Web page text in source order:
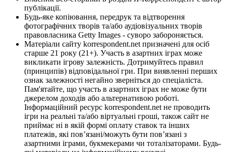
публікації.
Будь-яке копіювання, передрук та відтворення
фотографічних творів та/або аудіовізуальних творів
правовласника Getty Images - суворо забороняється.
Матеріали сайту korrespondent.net призначені для осіб
старше 21 року (21+). Участь в азартних іграх може
викликати ігрову залежність. Дотримуйтесь правил
(принципів) відповідальної гри. При виявленні перших
ознак залежності негайно зверніться до спеціаліста.
Пам'ятайте, що участь в азартних іграх не може бути
джерелом доходів або альтернативою роботі.
Інформаційний ресурс korrespondent.net не проводить
ігри на реальні та/або віртуальні гроші, також сайт не
приймає ні в якій формі оплату ставок та інших
платежів, які пов’язані/можуть бути пов’язані з
азартними іграми, букмекерами чи тоталізаторами. Будь-